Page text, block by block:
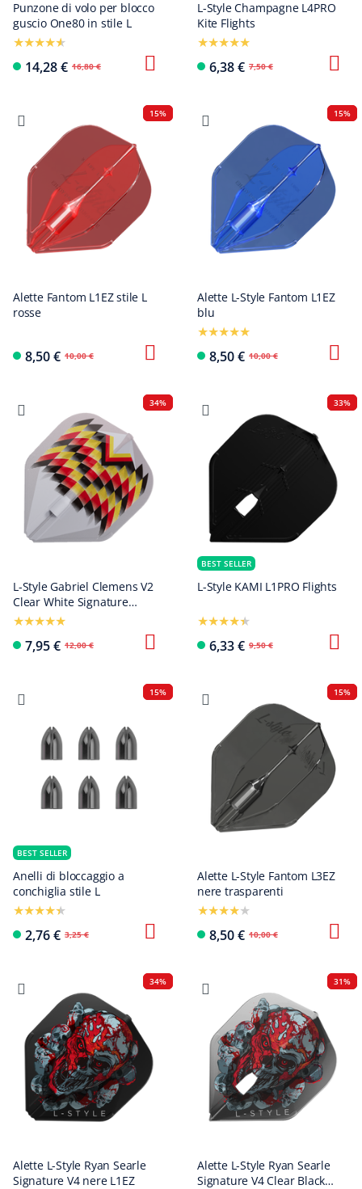
Punzone di volo per blocco
guscio One80 in stile L
14,28 € 16,80 €
L-Style Champagne L4PRO
Kite Flights
6,38 € 7,50 €
15%
Alette Fantom L1EZ stile L
rosse
8,50 € 10,00 €
15%
Alette L-Style Fantom L1EZ
blu
8,50 € 10,00 €
34%
L-Style Gabriel Clemens V2
Clear White Signature
Champagne L1EZ Flights
7,95 € 12,00 €
33%
BEST SELLER
L-Style KAMI L1PRO Flights
6,33 € 9,50 €
15%
BEST SELLER
Anelli di bloccaggio a
conchiglia stile L
2,76 € 3,25 €
15%
Alette L-Style Fantom L3EZ
nere trasparenti
8,50 € 10,00 €
34%
Alette L-Style Ryan Searle
Signature V4 nere L1EZ
31%
Alette L-Style Ryan Searle
Signature V4 Clear Black